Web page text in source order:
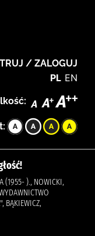
/ ZALOGUJ
PL EN
(1955- )., NOWICKI,
BĄKIEWICZ,